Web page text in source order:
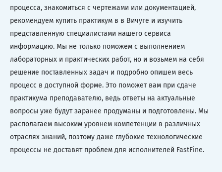
процесса, знакомиться с чертежами или документацией,
рекомендуем купить практикум в в Вичуге и изучить
представленную специалистами нашего сервиса
информацию. Мы не только поможем с выполнением
лабораторных и практических работ, но и возьмем на себя
решение поставленных задач и подробно опишем весь
процесс в доступной форме. Это поможет вам при сдаче
практикума преподавателю, ведь ответы на актуальные
вопросы уже будут заранее продуманы и подготовлены. Мы
располагаем высоким уровнем компетенции в различных
отраслях знаний, поэтому даже глубокие технологические
процессы не доставят проблем для исполнителей FastFine.